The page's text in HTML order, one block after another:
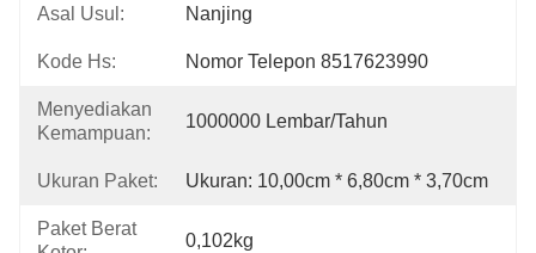
Asal Usul: Nanjing
Kode Hs: Nomor Telepon 8517623990
Menyediakan
Kemampuan:
1000000 Lembar/Tahun
Ukuran Paket: Ukuran: 10,00cm * 6,80cm * 3,70cm
Paket Berat
0,102kg